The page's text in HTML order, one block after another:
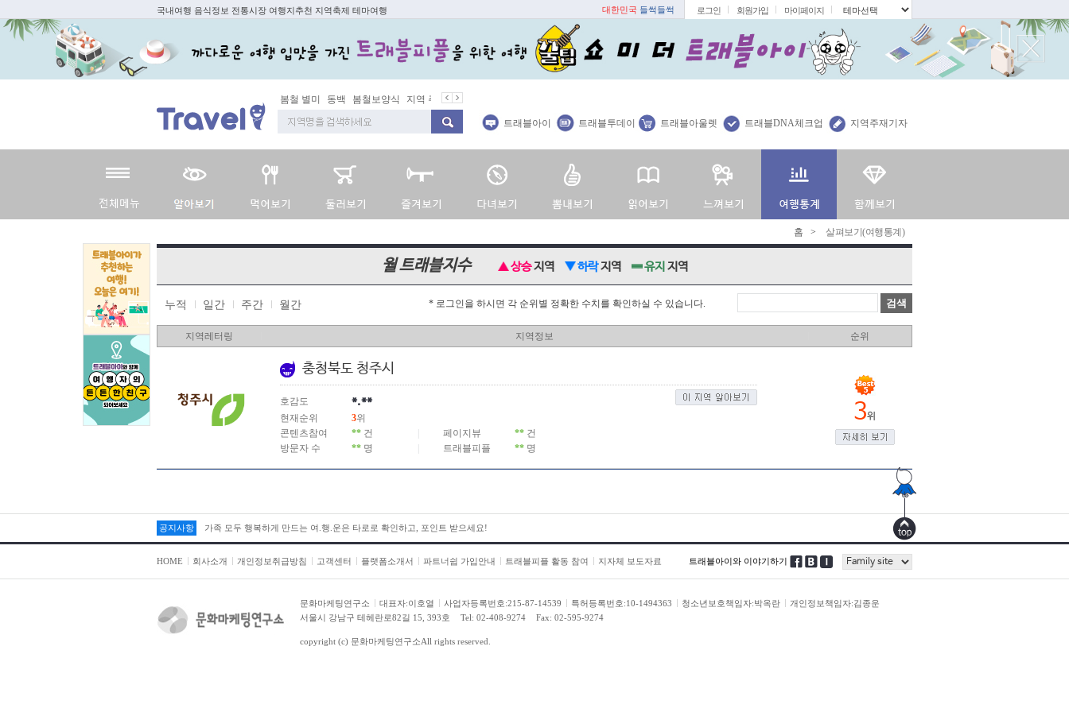
국내여행 음식정보 전통시장 여행지추천 지역축제 테마여행 대한민국 들썩들썩 로그인 회원가입 마이페이지
봄철 별미 동백 봄철보양식 지역 주재기자
트래블아이 트래블투데이 트래블아울렛 트래블DNA체크업 지역주재기자
홈 > 살펴보기(여행통계)
월 트래블지수 상승 지역 하락 지역 유지 지역
누적 일간 주간 월간 * 로그인을 하시면 각 순위별 정확한 수치를 확인하실 수 있습니다. 검색
지역레터링 지역정보 순위
충청북도 청주시
호감도 *.**
현재순위 3위
콘텐츠참여
** 건 페이지뷰 ** 건
방문자 수
** 명 트래블피플 ** 명
3위
공지사항 가족 모두 행복하게 만드는 여.행.운은 타로로 확인하고, 포인트 받으세요!
HOME 회사소개 개인정보취급방침 고객센터 플랫폼소개서 파트너쉽 가입안내 트래블피플 활동 참여 지자체 보도자료 트래블아이와 이야기하기
문화마케팅연구소 대표자:이호열 사업자등록번호:215-87-14539 특허등록번호:10-1494363 청소년보호책임자:박옥란
개인정보책임자:김종운
서울시 강남구 테헤란로82길 15, 393호
Tel: 02-408-9274 Fax: 02-595-9274
copyright (c) 문화마케팅연구소All rights reserved.